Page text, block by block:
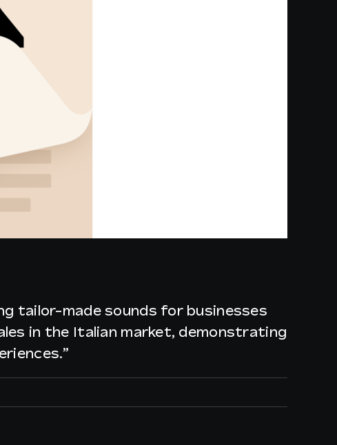
tailor-made sounds for businesses
in the Italian market, demonstrating